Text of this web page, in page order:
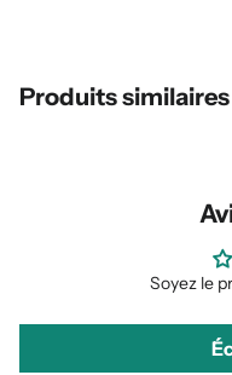
Produits similaires
Soyez le